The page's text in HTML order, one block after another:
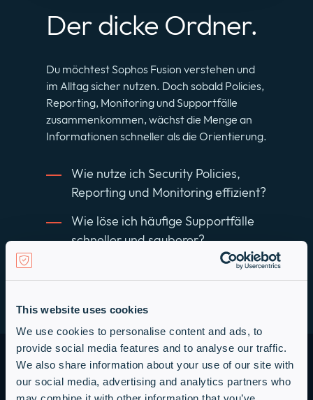
This website uses cookies
We use cookies to personalise content and ads, to
provide social media features and to analyse our traffic.
We also share information about your use of our site with
our social media, advertising and analytics partners who
Der dicke Ordner.
Du möchtest Sophos Fusion verstehen und
im Alltag sicher nutzen. Doch sobald Policies,
Reporting, Monitoring und Supportfälle
zusammenkommen, wächst die Menge an
Informationen schneller als die Orientierung.
Wie nutze ich Security Policies,
Reporting und Monitoring effizient?
Wie löse ich häufige Supportfälle
schneller und sauberer?
DAS LERNST DU IM WEBINAR